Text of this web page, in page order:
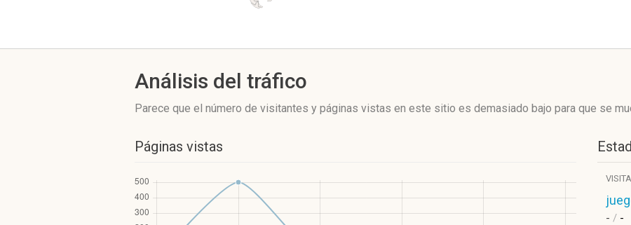
Análisis del tráfico
Parece que el número de visitantes y páginas vistas en este sitio es demasiado bajo para que se
Páginas vistas
- / -